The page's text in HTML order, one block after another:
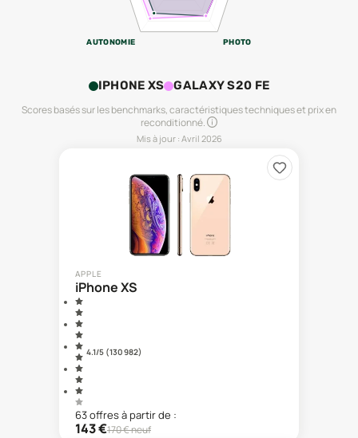
PHOTO
AUTONOMIE
IPHONE XS GALAXY S20 FE
Scores basés sur les benchmarks, caractéristiques techniques et prix en
reconditionné.
Mis à jour : Avril 2026
APPLE
iPhone XS
4.1/5 (130 982)
63offresà partir de :
143€170€ neuf